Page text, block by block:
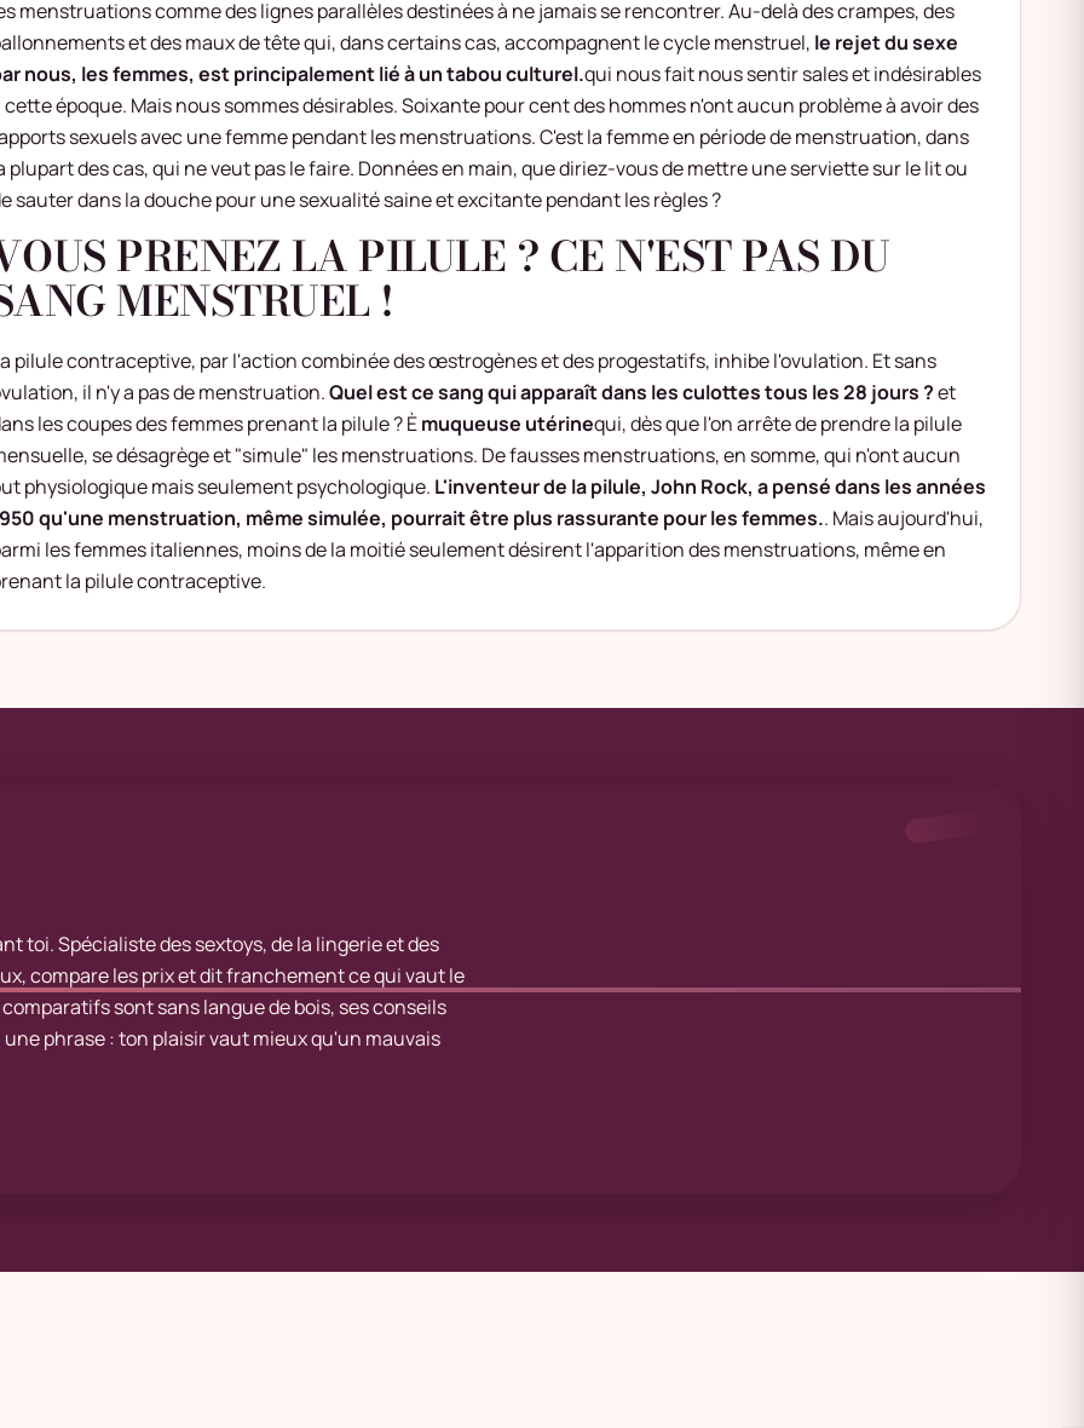
menstruations comme des lignes parallèles destinées à ne jamais se rencontrer. Au-delà des crampes, des
et des maux de tête qui, dans certains cas, accompagnent le cycle menstruel, le rejet du sexe
nous, les femmes, est principalement lié à un tabou culturel.qui nous fait nous sentir sales et indésirables
cette époque. Mais nous sommes désirables. Soixante pour cent des hommes n'ont aucun problème à avoir des
sexuels avec une femme pendant les menstruations. C'est la femme en période de menstruation, dans
plupart des cas, qui ne veut pas le faire. Données en main, que diriez-vous de mettre une serviette sur le lit ou
sauter dans la douche pour une sexualité saine et excitante pendant les règles ?
PRENEZ LA PILULE ? CE N'EST PAS DU
MENSTRUEL !
pilule contraceptive, par l'action combinée des œstrogènes et des progestatifs, inhibe l'ovulation. Et sans
il n'y a pas de menstruation.Quel est ce sang qui apparaît dans les culottes tous les 28 jours ?et
les coupes des femmes prenant la pilule ? Èmuqueuse utérinequi, dès que l'on arrête de prendre la pilule
se désagrège et "simule" les menstruations. De fausses menstruations, en somme, qui n'ont aucun
physiologique mais seulement psychologique. L'inventeur de la pilule, John Rock, a pensé dans les années
qu'une menstruation, même simulée, pourrait être plus rassurante pour les femmes.. Mais aujourd'hui,
les femmes italiennes, moins de la moitié seulement désirent l'apparition des menstruations, même en
la pilule contraceptive.
toi. Spécialiste des sextoys, de la lingerie et des
compare les prix et dit franchement ce qui vaut le
sont sans langue de bois, ses conseils
phrase : ton plaisir vaut mieux qu'un mauvais